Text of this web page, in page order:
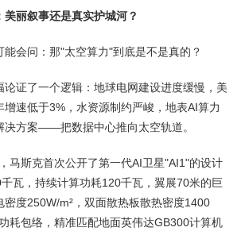
美丽叙事还是真实护城河？
能会问：那"太空算力"到底是不是真的？
论证了一个逻辑：地球电网建设进度缓慢，美
增速低于3%，水资源制约严峻，地表AI算力
决方案——把数据中心推向太空轨道。
马斯克首次公开了第一代AI卫星"AI1"的设计
瓦，持续计算功耗120千瓦，翼展70米的巨
密度250W/m²，双面散热板散热密度1400
耗包络，精准匹配地面英伟达GB300计算机